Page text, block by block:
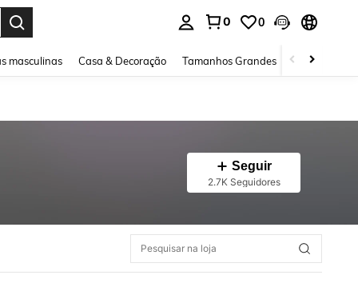
0 0
masculinas Casa & Decoração Tamanhos Grandes Joias e
Seguir
2.7K Seguidores